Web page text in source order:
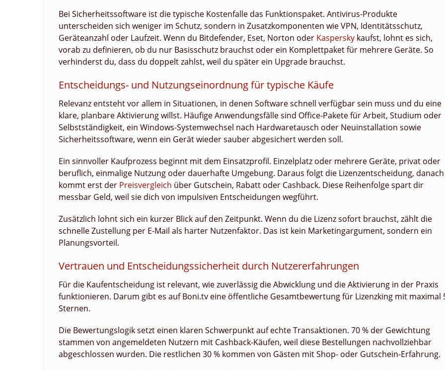
Bei Sicherheitssoftware ist die typische Kostenfalle das Funktionspaket. Antivirus-Produkte
unterscheiden sich weniger im Schutz, sondern in Zusatzkomponenten wie VPN, Identitätsschutz,
Geräteanzahl oder Laufzeit. Wenn du Bitdefender, Eset, Norton oder Kaspersky kaufst, lohnt es sich,
vorab zu definieren, ob du nur Basisschutz brauchst oder ein Komplettpaket für mehrere Geräte. So
verhinderst du, dass du doppelt zahlst, weil du später ein Upgrade brauchst.
Entscheidungs- und Nutzungseinordnung für typische Käufe
Relevanz entsteht vor allem in Situationen, in denen Software schnell verfügbar sein muss und du eine
klare, planbare Aktivierung willst. Häufige Anwendungsfälle sind Office-Pakete für Arbeit, Studium oder
Selbstständigkeit, ein Windows-Systemwechsel nach Hardwaretausch oder Neuinstallation sowie
Sicherheitssoftware, wenn ein Gerät wieder sauber abgesichert werden soll.
Ein sinnvoller Kaufprozess beginnt mit dem Einsatzprofil. Einzelplatz oder mehrere Geräte, privat oder
beruflich, einmalige Nutzung oder dauerhafte Umgebung. Daraus folgt die Lizenzentscheidung, danach
kommt erst der Preisvergleich über Gutschein, Rabatt oder Cashback. Diese Reihenfolge spart dir
messbar Geld, weil sie dich von impulsiven Entscheidungen wegführt.
Zusätzlich lohnt sich ein kurzer Blick auf den Zeitpunkt. Wenn du die Lizenz sofort brauchst, zählt die
schnelle Zustellung per E-Mail als harter Nutzenfaktor. Das ist kein Marketingargument, sondern ein
Planungsvorteil.
Vertrauen und Entscheidungssicherheit durch Nutzererfahrungen
Für die Kaufentscheidung ist relevant, wie zuverlässig die Abwicklung und die Aktivierung in der Praxis
funktionieren. Darum gibt es auf Boni.tv eine öffentliche Gesamtbewertung für Lizenzking mit maximal
Sternen.
Die Bewertungslogik setzt einen klaren Schwerpunkt auf echte Transaktionen. 70 % der Gewichtung
stammen von angemeldeten Nutzern mit Cashback-Käufen, weil diese Bestellungen nachvollziehbar
abgeschlossen wurden. Die restlichen 30 % kommen von Gästen mit Shop- oder Gutschein-Erfahrung.